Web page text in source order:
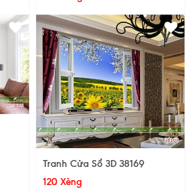
Tranh Cửa Sổ 3D 38169
120 Xèng